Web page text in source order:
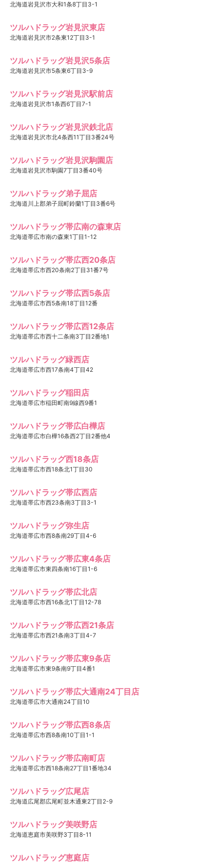
北海道岩見沢市大和1条8丁目3-1
ツルハドラッグ岩見沢東店
北海道岩見沢市2条東12丁目3-1
ツルハドラッグ岩見沢5条店
北海道岩見沢市5条東6丁目3-9
ツルハドラッグ岩見沢駅前店
北海道岩見沢市1条西6丁目7-1
ツルハドラッグ岩見沢鉄北店
北海道岩見沢市北4条西11丁目3番24号
ツルハドラッグ岩見沢駒園店
北海道岩見沢市駒園7丁目3番40号
ツルハドラッグ弟子屈店
北海道川上郡弟子屈町鈴蘭1丁目3番6号
ツルハドラッグ帯広南の森東店
北海道帯広市南の森東1丁目1-12
ツルハドラッグ帯広西20条店
北海道帯広市西20条南2丁目31番7号
ツルハドラッグ帯広西5条店
北海道帯広市西5条南18丁目12番
ツルハドラッグ帯広西12条店
北海道帯広市西十二条南3丁目2番地1
ツルハドラッグ緑西店
北海道帯広市西17条南4丁目42
ツルハドラッグ稲田店
北海道帯広市稲田町南9線西9番1
ツルハドラッグ帯広白樺店
北海道帯広市白樺16条西2丁目2番他4
ツルハドラッグ西18条店
北海道帯広市西18条北1丁目30
ツルハドラッグ帯広西店
北海道帯広市西23条南3丁目3-1
ツルハドラッグ弥生店
北海道帯広市西8条南29丁目4-6
ツルハドラッグ帯広東4条店
北海道帯広市東四条南16丁目1-6
ツルハドラッグ帯広北店
北海道帯広市西16条北1丁目12-78
ツルハドラッグ帯広西21条店
北海道帯広市西21条南3丁目4-7
ツルハドラッグ帯広東9条店
北海道帯広市東9条南9丁目4番1
ツルハドラッグ帯広大通南24丁目店
北海道帯広市大通南24丁目10
ツルハドラッグ帯広西8条店
北海道帯広市西8条南10丁目1-1
ツルハドラッグ帯広南町店
北海道帯広市西18条南27丁目1番地34
ツルハドラッグ広尾店
北海道広尾郡広尾町並木通東2丁目2-9
ツルハドラッグ美咲野店
北海道恵庭市美咲野3丁目8-11
ツルハドラッグ恵庭店